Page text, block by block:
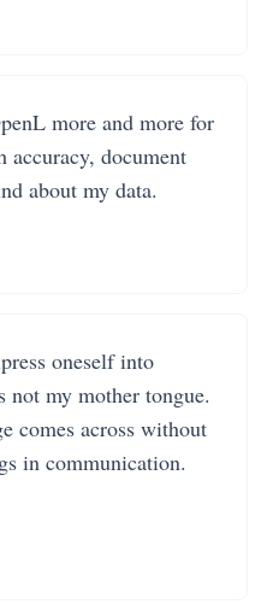
more and more for
accuracy, document
about my data.
oneself into
not my mother tongue.
comes across without
in communication.